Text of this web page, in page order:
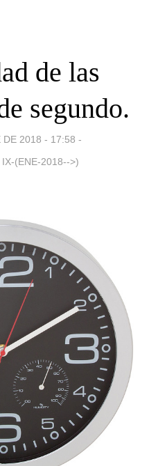
de las
segundo.
DE 2018 - 17:58 -
(ENE-2018-->)